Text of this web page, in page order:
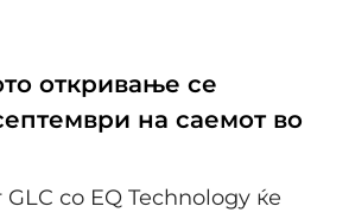
откривање се
на саемот во
со EQ Technology ќе